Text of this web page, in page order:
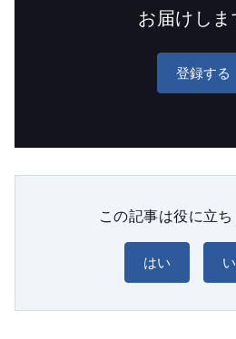
お届けしま
登録する
この記事は役に立
はい